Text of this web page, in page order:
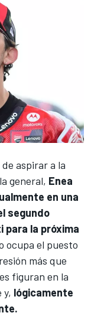
aspirar a la
general, Enea
en una
segundo
para la próxima
ocupa el puesto
más que
figuran en la
y, lógicamente